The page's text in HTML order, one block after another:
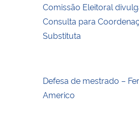
Comissão Eleitoral
Consulta para
Substituta
Defesa de mestrado –
Americo